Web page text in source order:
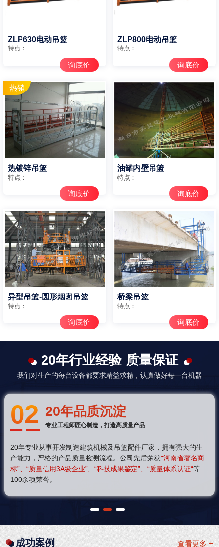
ZLP630电动吊篮
特点：
询底价
ZLP800电动吊篮
特点：
询底价
热镀锌吊篮
特点：
询底价
油罐内壁吊篮
特点：
询底价
异型吊篮-圆形烟囱吊篮
特点：
询底价
桥梁吊篮
特点：
询底价
20年行业经验 质量保证
我们对生产的每台设备都要求精益求精，认真做好每一台机器
拥有强大的生
“河南省著名商
体系认证“等
03 20年品质沉淀
专业工程师匠心制造，打造高质量产品
20年专业从事开发制造建筑机械及吊篮配件厂家
产能力，严格的产品质量检测流程。公司先后荣
标”、“质量信用3A级企业”、“科技成果鉴定”、“质
1 2 3
查看更多 +
成功案例